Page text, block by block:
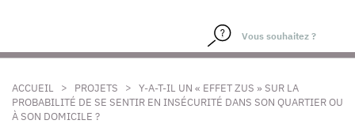
ACCUEIL > PROJETS > Y-A-T-IL UN « EFFET ZUS » SUR LA
PROBABILITÉ DE SE SENTIR EN INSÉCURITÉ DANS SON QUARTIER OU
À SON DOMICILE ?